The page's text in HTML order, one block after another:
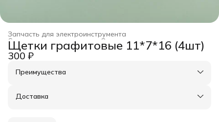
Запчасть для электроинструмента
Оснастка для инструмента
Строительство и ремонт
Главная ›
Щетки графитовые 11*7*16 (4шт)
300 ₽
Преимущества
Удобный возврат
Доставка